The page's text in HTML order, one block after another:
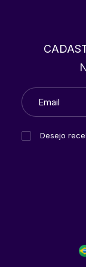
Desejo